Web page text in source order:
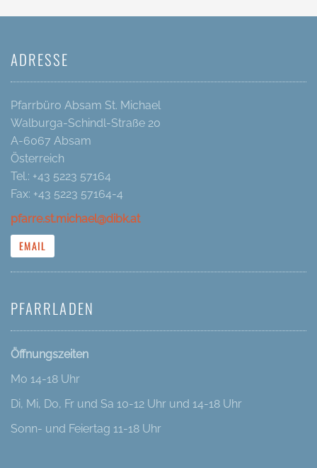
ADRESSE
Pfarrbüro Absam St. Michael
Walburga-Schindl-Straße 20
A-6067 Absam
Österreich
Tel.: +43 5223 57164
Fax: +43 5223 57164-4
pfarre.st.michael@dibk.at
EMAIL
PFARRLADEN
Öffnungszeiten
Mo 14-18 Uhr
Di, Mi, Do, Fr und Sa 10-12 Uhr und 14-18 Uhr
Sonn- und Feiertag 11-18 Uhr